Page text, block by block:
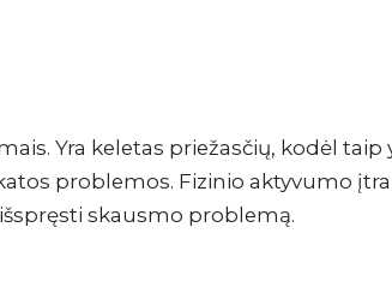
Yra keletas priežasčių, kodėl
problemos. Fizinio aktyvumo
skausmo problemą.